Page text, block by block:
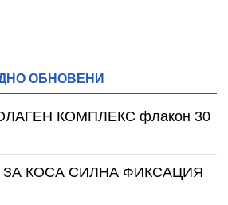
ОБНОВЕНИ
КОМПЛЕКС флакон 30
ЗА КОСА СИЛНА ФИКСАЦИЯ